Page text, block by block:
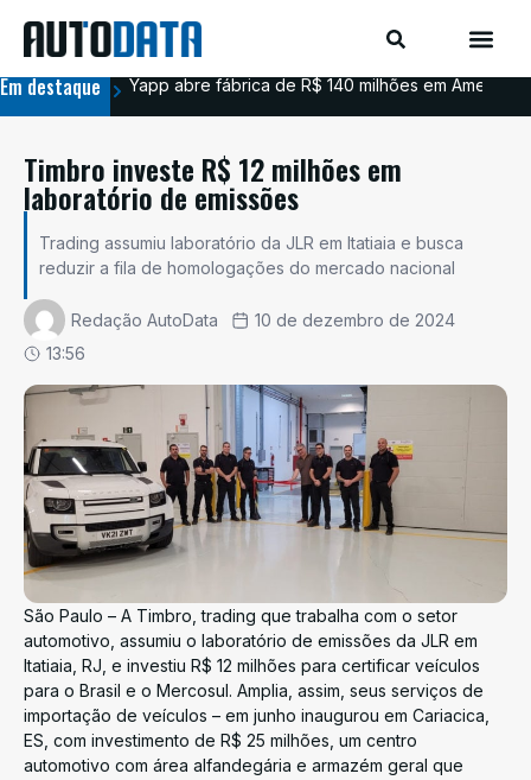
Em destaque Yapp abre fábrica de R$ 140 milhões em
Timbro investe R$ 12 milhões em
laboratório de emissões
Trading assumiu laboratório da JLR em Itatiaia e busca
reduzir a fila de homologações do mercado nacional
Redação AutoData
10 de dezembro de 2024
13:56
São Paulo – A Timbro, trading que trabalha com o setor
automotivo, assumiu o laboratório de emissões da JLR em
Itatiaia, RJ, e investiu R$ 12 milhões para certificar veículos
para o Brasil e o Mercosul. Amplia, assim, seus serviços de
importação de veículos – em junho inaugurou em Cariacica,
ES, com investimento de R$ 25 milhões, um centro
automotivo com área alfandegária e armazém geral que